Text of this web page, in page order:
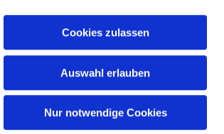
Cookies zulassen
Auswahl erlauben
Nur notwendige Cookies
Impressum und